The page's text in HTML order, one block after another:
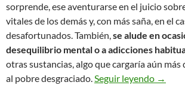
sorprende, ese aventurarse en el juicio
vitales de los demás y, con más saña, en el
desafortunados. También,se alude en
desequilibrio mental o a adicciones
otras sustancias, algo que cargaría aún
al pobre desgraciado.Seguir leyendo →